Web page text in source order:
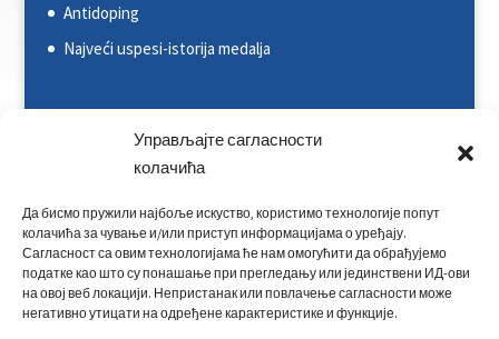
Управљајте сагласности
колачића
Да бисмо пружили најбоље искуство, користимо технологије попут
колачића за чување и/или приступ информацијама о уређају.
Сагласност са овим технологијама ће нам омогућити да обрађујемо
податке као што су понашање при прегледању или јединствени ИД-ови
на овој веб локацији. Непристанак или повлачење сагласности може
негативно утицати на одређене карактеристике и функције.
Antidoping
Najveći uspesi-istorija medalja
Svetska kajakaška federacija (ICF)
Evropska kajakaška asocijacija (ECA)
Rezultati na nacionalnim takmičenjima
Rezultati na međunarodnim takmičenjima
Kontakt